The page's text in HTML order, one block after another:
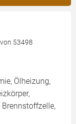
53498
Ölheizung,